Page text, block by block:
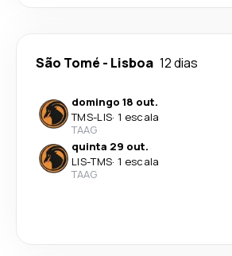
São Tomé - Lisboa 12 dias
domingo 18 out.
TMS-LIS· 1 escala
TAAG
quinta 29 out.
LIS-TMS· 1 escala
TAAG